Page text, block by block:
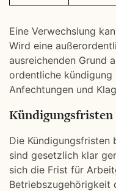
Eine Verwechslung
Wird eine
ausreichenden Grund
ordentliche
Anfechtungen und
Die Kündigungsfristen
sind gesetzlich klar
sich die Frist für
Betriebszugehörigkeit